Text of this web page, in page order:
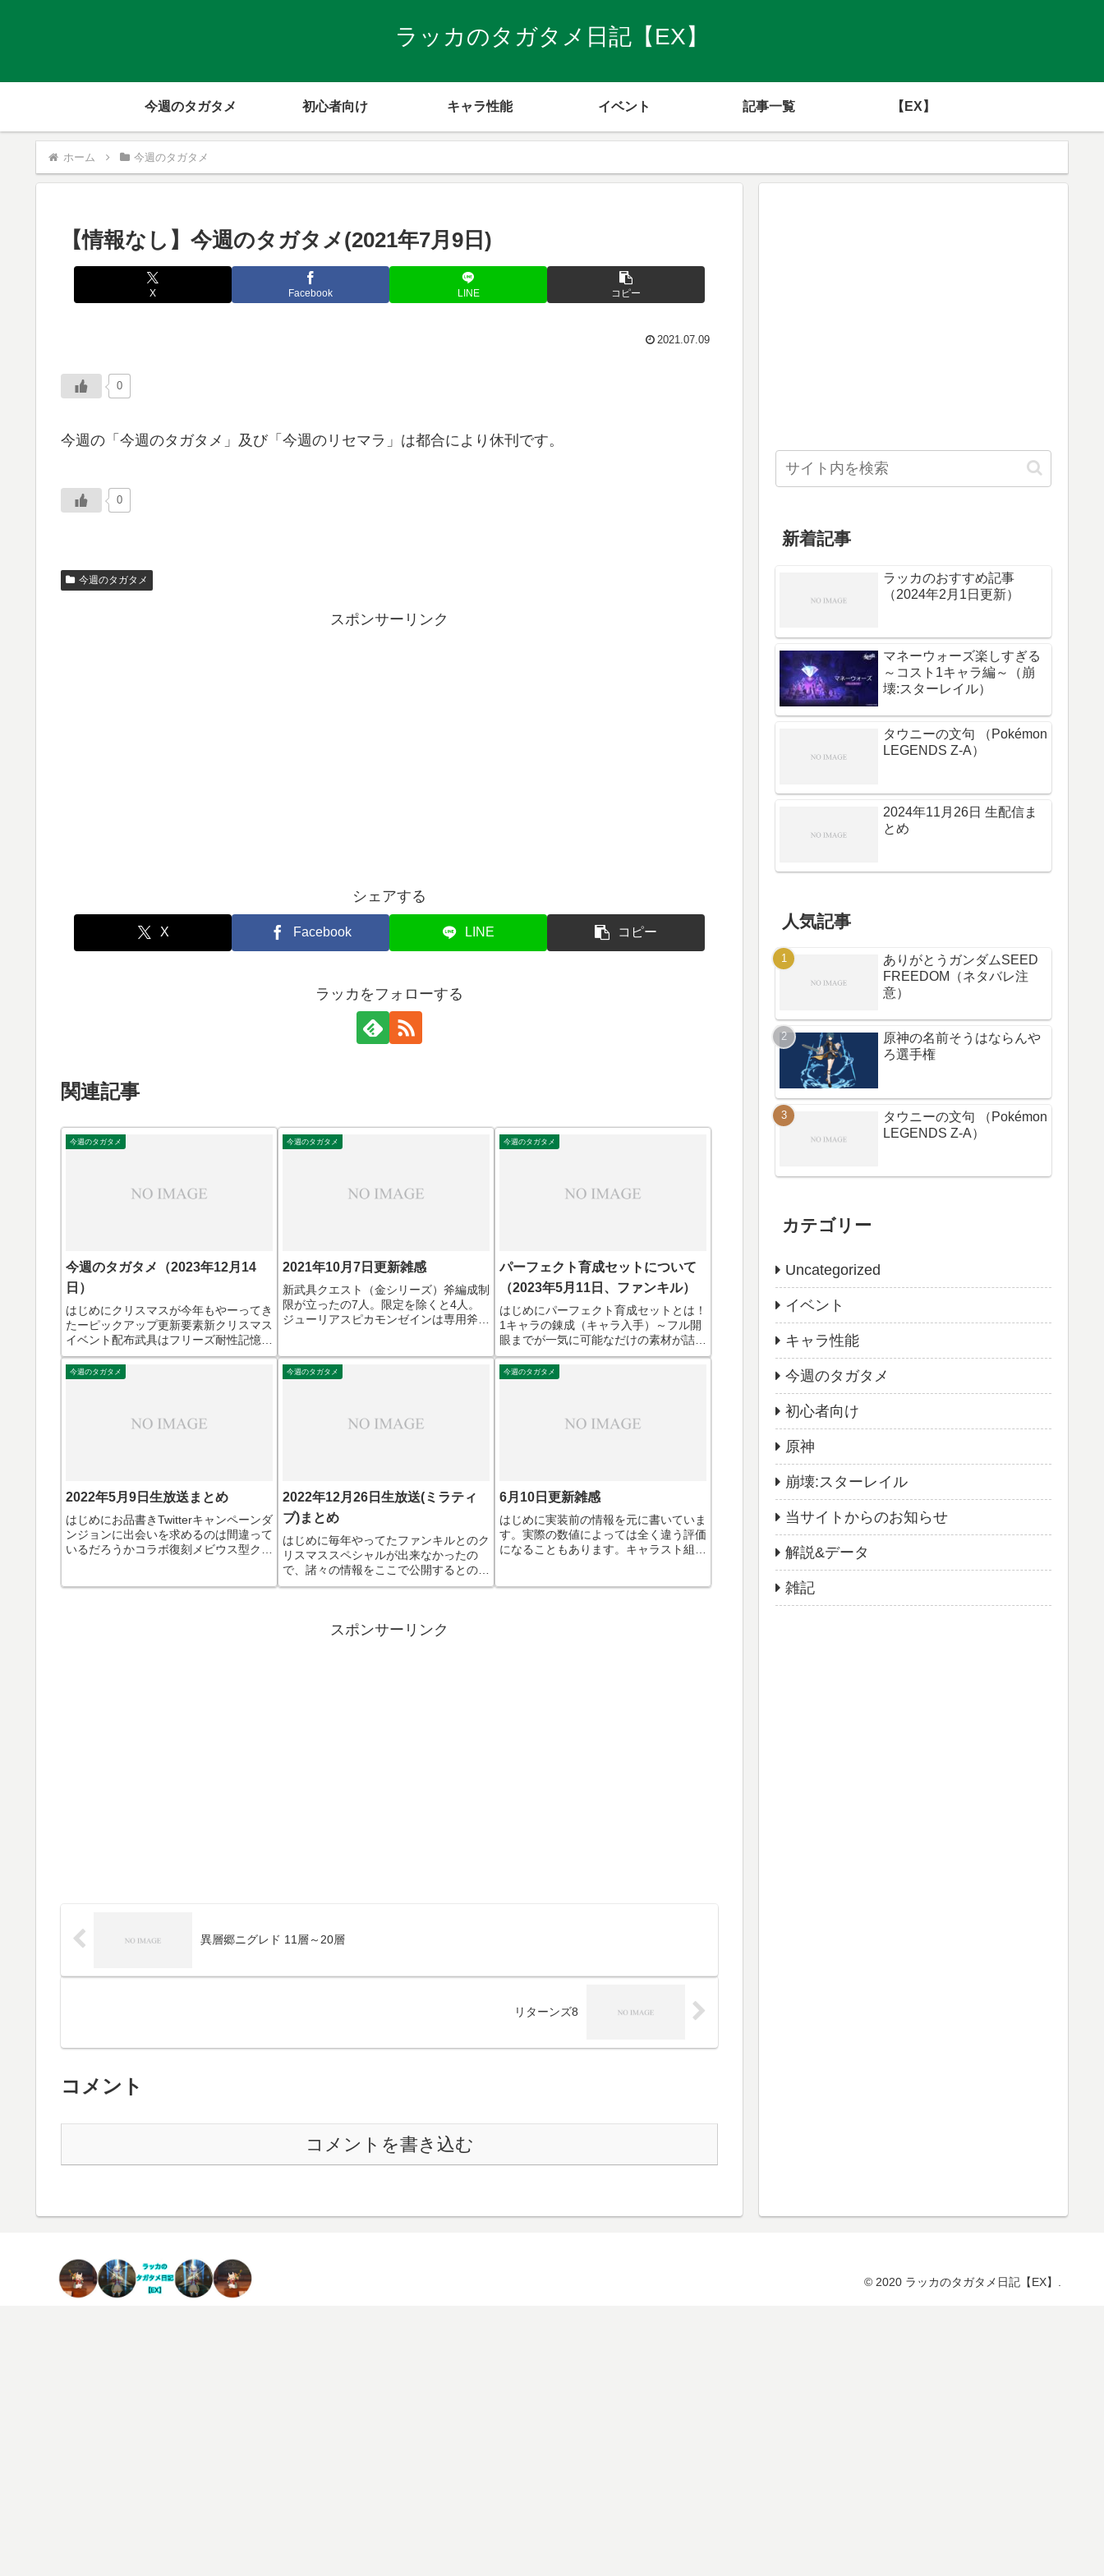
ラッカのタガタメ日記【EX】
今週のタガタメ 初心者向け キャラ性能 イベント 記事一覧 【EX】
ホーム 今週のタガタメ
【情報なし】今週のタガタメ(2021年7月9日)
X Facebook LINE コピー
2021.07.09
0
今週の「今週のタガタメ」及び「今週のリセマラ」は都合により休刊です。
0
今週のタガタメ
スポンサーリンク
シェアする
X Facebook LINE コピー
ラッカをフォローする
関連記事
今週のタガタメ
今週のタガタメ（2023年12月14
日）
はじめにクリスマスが今年もやーってき
たーピックアップ更新要素新クリスマス
イベント配布武具はフリーズ耐性記憶の
入れ替え機能なんで最初からついてねぇ
んだよシュメイア新念装&上方修正必中
今週のタガタメ
2021年10月7日更新雑感
新武具クエスト（金シリーズ）斧編成制
限が立ったの7人。限定を除くと4人。
ジューリアスピカモンゼインは専用斧が
攻50が80になって嬉しいのか…？S12
のミノタウロスがある...
今週のタガタメ
パーフェクト育成セットについて
（2023年5月11日、ファンキル）
はじめにパーフェクト育成セットとは！
1キャラの錬成（キャラ入手）～フル開
眼までが一気に可能なだけの素材が詰ま
ったお得なセット。特に初心者は是非チ
ェックしておこう。前提チケットの入手
今週のタガタメ
2022年5月9日生放送まとめ
はじめにお品書きTwitterキャンペーンダ
ンジョンに出会いを求めるのは間違って
いるだろうかコラボ復刻メビウス型クエ
今週のタガタメ
2022年12月26日生放送(ミラティ
ブ)まとめ
はじめに毎年やってたファンキルとのク
リスマススペシャルが出来なかったの
で、諸々の情報をここで公開するとのこ
ろ。↓本編↓立て直しTwitterキャンペーン
スキルを強化一部...
今週のタガタメ
6月10日更新雑感
はじめに実装前の情報を元に書いていま
す。実際の数値によっては全く違う評価
になることもあります。キャラスト組珍
スポンサーリンク
異層郷ニグレド 11層～20層
リターンズ8
コメント
コメントを書き込む
新着記事
ラッカのおすすめ記事
（2024年2月1日更新）
マネーウォーズ楽しすぎる
～コスト1キャラ編～（崩
壊:スターレイル）
タウニーの文句 （Pokémon
LEGENDS Z-A）
2024年11月26日 生配信ま
とめ
人気記事
ありがとうガンダムSEED
FREEDOM（ネタバレ注
意）
原神の名前そうはならんや
ろ選手権
タウニーの文句 （Pokémon
LEGENDS Z-A）
カテゴリー
Uncategorized
イベント
キャラ性能
今週のタガタメ
初心者向け
原神
崩壊:スターレイル
当サイトからのお知らせ
解説&データ
雑記
© 2020 ラッカのタガタメ日記【EX】.